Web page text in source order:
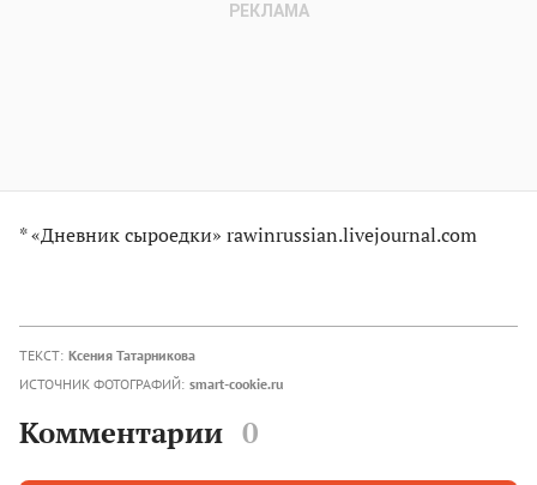
* «Дневник сыроедки» rawinrussian.livejournal.com
ТЕКСТ: Ксения Татарникова
ИСТОЧНИК ФОТОГРАФИЙ: smart-cookie.ru
Комментарии 0